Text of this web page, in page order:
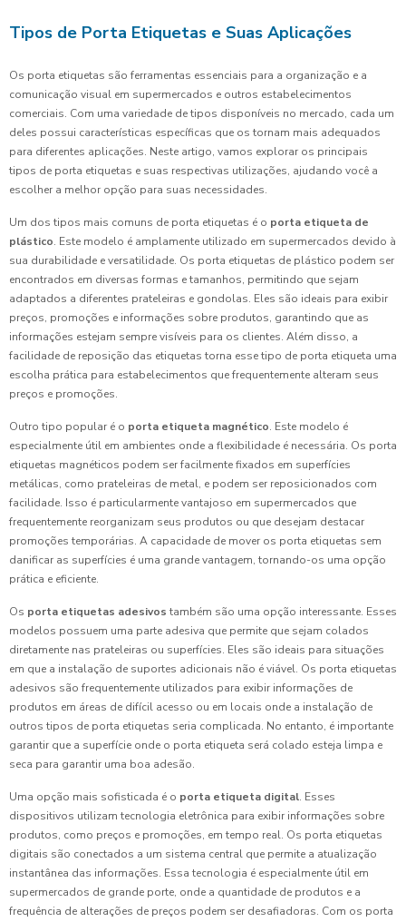
Tipos de Porta Etiquetas e Suas Aplicações
Os porta etiquetas são ferramentas essenciais para a organização e a
comunicação visual em supermercados e outros estabelecimentos
comerciais. Com uma variedade de tipos disponíveis no mercado, cada um
deles possui características específicas que os tornam mais adequados
para diferentes aplicações. Neste artigo, vamos explorar os principais
tipos de porta etiquetas e suas respectivas utilizações, ajudando você a
escolher a melhor opção para suas necessidades.
Um dos tipos mais comuns de porta etiquetas é o porta etiqueta de
plástico. Este modelo é amplamente utilizado em supermercados devido à
sua durabilidade e versatilidade. Os porta etiquetas de plástico podem ser
encontrados em diversas formas e tamanhos, permitindo que sejam
adaptados a diferentes prateleiras e gondolas. Eles são ideais para exibir
preços, promoções e informações sobre produtos, garantindo que as
informações estejam sempre visíveis para os clientes. Além disso, a
facilidade de reposição das etiquetas torna esse tipo de porta etiqueta uma
escolha prática para estabelecimentos que frequentemente alteram seus
preços e promoções.
Outro tipo popular é o porta etiqueta magnético. Este modelo é
especialmente útil em ambientes onde a flexibilidade é necessária. Os porta
etiquetas magnéticos podem ser facilmente fixados em superfícies
metálicas, como prateleiras de metal, e podem ser reposicionados com
facilidade. Isso é particularmente vantajoso em supermercados que
frequentemente reorganizam seus produtos ou que desejam destacar
promoções temporárias. A capacidade de mover os porta etiquetas sem
danificar as superfícies é uma grande vantagem, tornando-os uma opção
prática e eficiente.
Os porta etiquetas adesivos também são uma opção interessante. Esses
modelos possuem uma parte adesiva que permite que sejam colados
diretamente nas prateleiras ou superfícies. Eles são ideais para situações
em que a instalação de suportes adicionais não é viável. Os porta etiquetas
adesivos são frequentemente utilizados para exibir informações de
produtos em áreas de difícil acesso ou em locais onde a instalação de
outros tipos de porta etiquetas seria complicada. No entanto, é importante
garantir que a superfície onde o porta etiqueta será colado esteja limpa e
seca para garantir uma boa adesão.
Uma opção mais sofisticada é o porta etiqueta digital. Esses
dispositivos utilizam tecnologia eletrônica para exibir informações sobre
produtos, como preços e promoções, em tempo real. Os porta etiquetas
digitais são conectados a um sistema central que permite a atualização
instantânea das informações. Essa tecnologia é especialmente útil em
supermercados de grande porte, onde a quantidade de produtos e a
frequência de alterações de preços podem ser desafiadoras. Com os porta